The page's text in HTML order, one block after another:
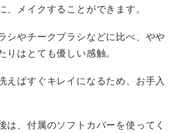
、メイクすることができます。
シやチークブラシなどに比べ、やや
りはとても優しい感触。
えばすぐキレイになるため、お手入
は、付属のソフトカバーを使ってく